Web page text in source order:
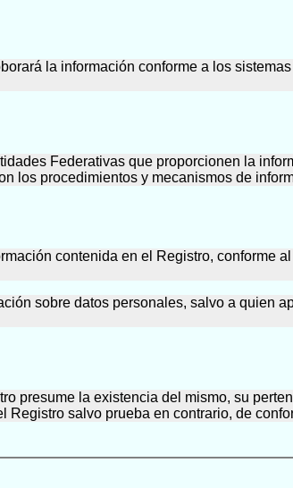
la información conforme a los
Federativas que proporcionen la
los procedimientos y mecanismos de
contenida en el Registro, conforme
sobre datos personales, salvo a quien
presume la existencia del mismo, su
Registro salvo prueba en contrario, de